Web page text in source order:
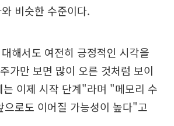
비슷한 수준이다.
해서도 여전히 긍정적인 시각을
가만 보면 많이 오른 것처럼 보이
는 이제 시작 단계"라며 "메모리 수
으로도 이어질 가능성이 높다"고